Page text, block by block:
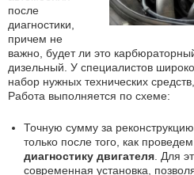
после
диагностики,
причем не
важно, будет ли это
дизельный. У специалистов
набор нужных технических
Работа выполняется по схеме:
Точную сумму за
только после того, как проведем
диагностику двигателя . Для
современная установка,